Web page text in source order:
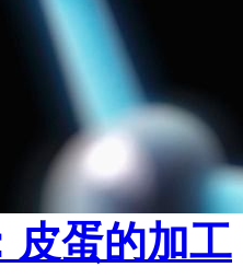
皮蛋的加工